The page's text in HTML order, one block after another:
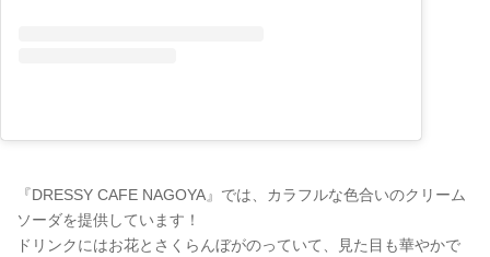
『DRESSY CAFE NAGOYA』では、カラフルな色合いのクリーム
ソーダを提供しています！
ドリンクにはお花とさくらんぼがのっていて、見た目も華やかで